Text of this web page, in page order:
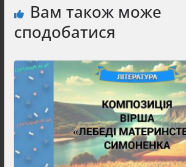
Вам також може
сподобатися